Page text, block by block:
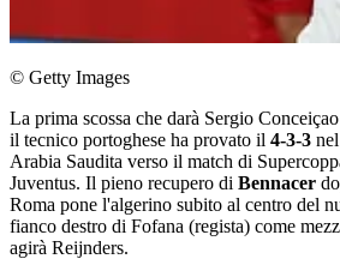
© Getty Images
La prima scossa che darà Sergio
il tecnico portoghese ha provato il 4-3-3
Arabia Saudita verso il match di
Juventus. Il pieno recupero di Bennacer
Roma pone l'algerino subito al centro del
fianco destro di Fofana (regista) come
agirà Reijnders.